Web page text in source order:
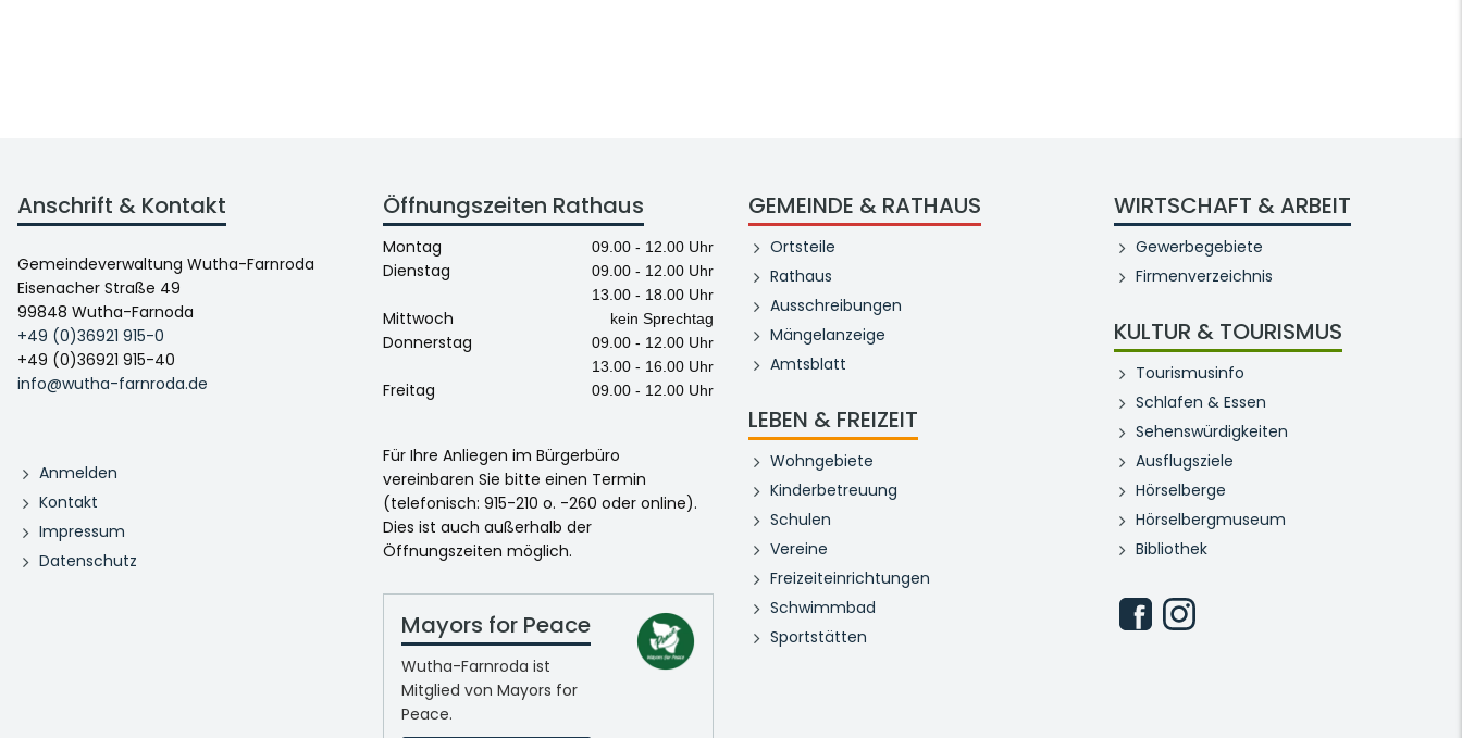
Anschrift & Kontakt
Gemeindeverwaltung Wutha-Farnroda
Eisenacher Straße 49
99848 Wutha-Farnoda
+49 (0)36921 915-0
+49 (0)36921 915-40
info@wutha-farnroda.de
Anmelden
Kontakt
Impressum
Datenschutz
Öffnungszeiten Rathaus
Montag 09.00 - 12.00 Uhr
Dienstag
09.00 - 12.00 Uhr
13.00 - 18.00 Uhr
Mittwoch kein Sprechtag
Donnerstag
09.00 - 12.00 Uhr
13.00 - 16.00 Uhr
Freitag 09.00 - 12.00 Uhr
Für Ihre Anliegen im Bürgerbüro
vereinbaren Sie bitte einen Termin
(telefonisch: 915-210 o. -260 oder online).
Dies ist auch außerhalb der
Öffnungszeiten möglich.
Mayors for Peace
Wutha-Farnroda ist
Mitglied von Mayors for
Peace.
GEMEINDE & RATHAUS
Ortsteile
Rathaus
Ausschreibungen
Mängelanzeige
Amtsblatt
LEBEN & FREIZEIT
Wohngebiete
Kinderbetreuung
Schulen
Vereine
Freizeiteinrichtungen
Schwimmbad
Sportstätten
WIRTSCHAFT & ARBEIT
Gewerbegebiete
Firmenverzeichnis
KULTUR & TOURISMUS
Tourismusinfo
Schlafen & Essen
Sehenswürdigkeiten
Ausflugsziele
Hörselberge
Hörselbergmuseum
Bibliothek